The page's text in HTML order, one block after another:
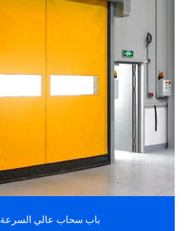
باب سحاب عالي السرعة